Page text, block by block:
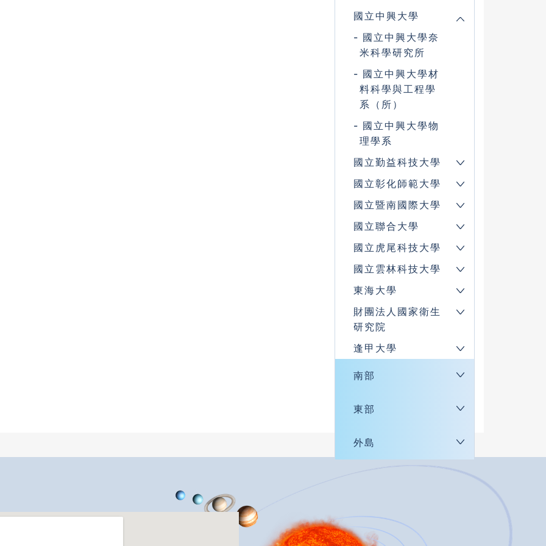
國立中興大學
國立中興大學奈
米科學研究所
國立中興大學材
料科學與工程學
系（所）
國立中興大學物
理學系
國立勤益科技大學
國立彰化師範大學
國立暨南國際大學
國立聯合大學
國立虎尾科技大學
國立雲林科技大學
東海大學
財團法人國家衛生
研究院
逢甲大學
南部
東部
外島